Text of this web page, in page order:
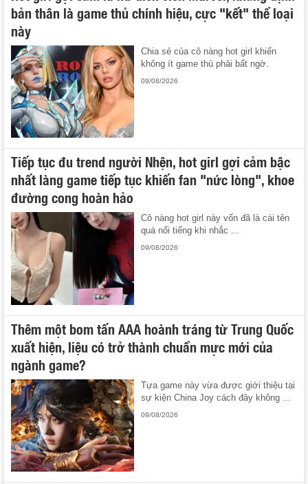
bản thân là game thủ chính hiệu, cực "kết" thể loại
này
Chia sẻ của cô nàng hot girl khiến
không ít game thủ phải bất ngờ.
09/08/2026
Tiếp tục đu trend người Nhện, hot girl gợi cảm bậc
nhất làng game tiếp tục khiến fan "nức lòng", khoe
đường cong hoàn hảo
Cô nàng hot girl này vốn đã là cái tên
quá nổi tiếng khi nhắc ...
09/08/2026
Thêm một bom tấn AAA hoành tráng từ Trung Quốc
xuất hiện, liệu có trở thành chuẩn mực mới của
ngành game?
Tựa game này vừa được giới thiệu tại
sự kiện China Joy cách đây không ...
09/08/2026